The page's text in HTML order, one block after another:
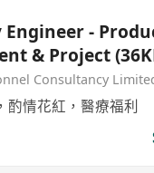
Engineer -
& Project
Consultancy
酌情花紅，醫療福利